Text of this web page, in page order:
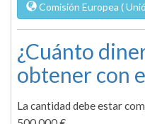
Comisión Europea (
¿Cuánto
obtener con
La cantidad debe estar